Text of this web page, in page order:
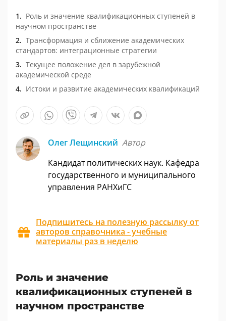
Роль и значение квалификационных ступеней в
научном пространстве
Трансформация и сближение академических
стандартов: интеграционные стратегии
Текущее положение дел в зарубежной
академической среде
Истоки и развитие академических квалификаций
Олег Лещинский Автор
Кандидат политических наук. Кафедра
государственного и муниципального
управления РАНХиГС
Подпишитесь на полезную рассылку от
авторов справочника - учебные
материалы раз в неделю
Роль и значение
квалификационных ступеней в
научном пространстве